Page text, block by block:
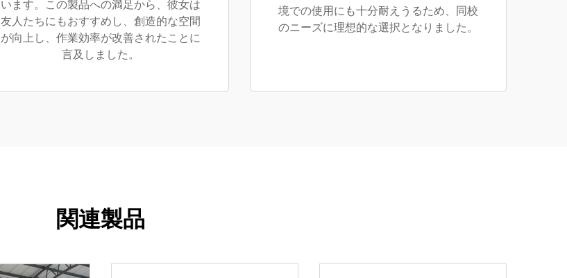
います。この製品への満足から、彼女は
友人たちにもおすすめし、創造的な空間
が向上し、作業効率が改善されたことに
言及しました。
境での使用にも十分耐えうるため、同校
のニーズに理想的な選択となりました。
関連製品